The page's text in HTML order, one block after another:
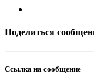
Поделиться
Ссылка на сообщение